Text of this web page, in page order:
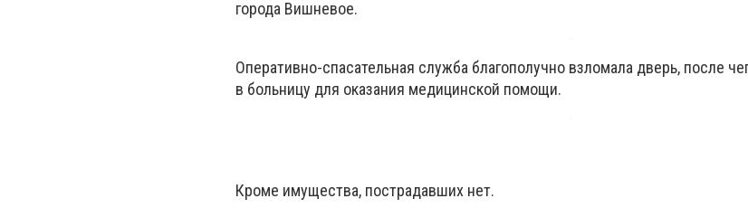
города Вишневое.
Оперативно-спасательная служба благополучно взломала дверь, после
в больницу для оказания медицинской помощи.
Кроме имущества, пострадавших нет.